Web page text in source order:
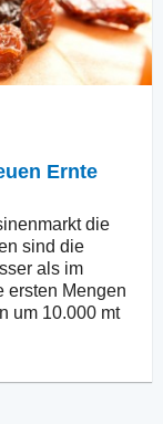
Ernte
die
sind die
als im
ersten Mengen
um 10.000 mt